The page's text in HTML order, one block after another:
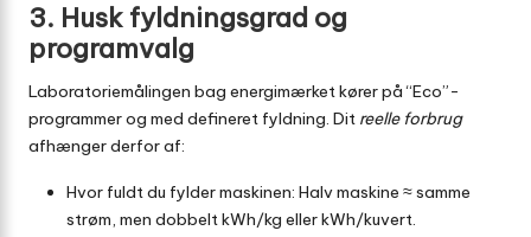
3. Husk fyldningsgrad og
programvalg
Laboratoriemålingen bag energimærket kører på “Eco”-
programmer og med defineret fyldning. Dit reelle forbrug
afhænger derfor af:
Hvor fuldt du fylder maskinen: Halv maskine ≈ samme
strøm, men dobbelt kWh/kg eller kWh/kuvert.